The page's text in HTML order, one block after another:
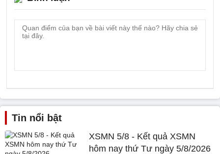
Tin nổi bật
XSMN 5/8 - Kết quả XSMN
hôm nay thứ Tư ngày 5/8/2026